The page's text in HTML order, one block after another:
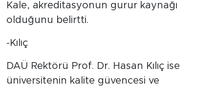
Kale, akreditasyonun gurur kaynağı
olduğunu belirtti.
-Kılıç
DAÜ Rektörü Prof. Dr. Hasan Kılıç ise
üniversitenin kalite güvencesi ve